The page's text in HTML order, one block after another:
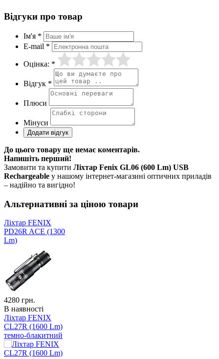
Відгуки про товар
Ім'я *
E-mail *
Оцінка: *
Відгук *
Плюси
Мінуси
До цього товару ще немає коментарів.
Напишіть перший!
Замовити та купити Ліхтар Fenix GL06 (600 Lm) USB
Rechargeable у нашому інтернет-магазині оптичних приладів
– надійно та вигідно!
Альтернативні за ціною товари
Ліхтар FENIX
PD26R ACE (1300
Lm)
4280 грн.
В наявності
Ліхтар FENIX
CL27R (1600 Lm)
темно-блакитний